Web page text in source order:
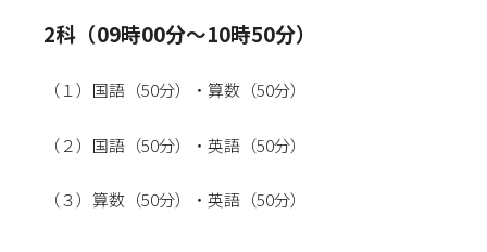
2科（09時00分～10時50分）
（１）国語（50分）・算数（50分）
（２）国語 （50分） ・英語 （50分）
（３）算数 （50分） ・英語 （50分）